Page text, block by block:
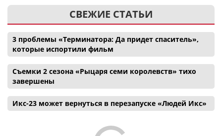
СВЕЖИЕ СТАТЬИ
3 проблемы «Терминатора: Да придет спаситель»,
которые испортили фильм
Съемки 2 сезона «Рыцаря семи королевств» тихо
завершены
Икс-23 может вернуться в перезапуске «Людей Икс»